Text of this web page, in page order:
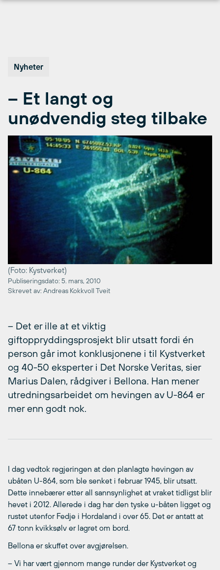
Nyheter
– Et langt og
unødvendig steg tilbake
(Foto: Kystverket)
Publiseringsdato: 5. mars, 2010
Skrevet av: Andreas Kokkvoll Tveit
– Det er ille at et viktig
giftoppryddingsprosjekt blir utsatt fordi én
person går imot konklusjonene i til Kystverket
og 40-50 eksperter i Det Norske Veritas, sier
Marius Dalen, rådgiver i Bellona. Han mener
utredningsarbeidet om hevingen av U-864 er
mer enn godt nok.
I dag vedtok regjeringen at den planlagte hevingen av
ubåten U-864, som ble senket i februar 1945, blir utsatt.
Dette innebærer etter all sannsynlighet at vraket tidligst blir
hevet i 2012. Allerede i dag har den tyske u-båten ligget og
rustet utenfor Fedje i Hordaland i over 65. Det er antatt at
67 tonn kvikksølv er lagret om bord.
Bellona er skuffet over avgjørelsen.
– Vi har vært gjennom mange runder der Kystverket og